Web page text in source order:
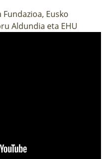
Eusko
Aldundia eta EHU